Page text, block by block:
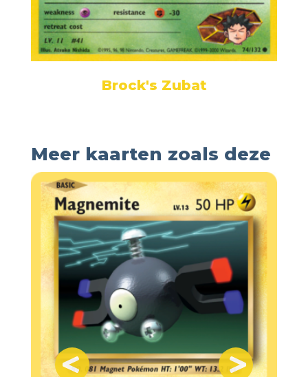
Brock's Zubat
Meer kaarten zoals deze